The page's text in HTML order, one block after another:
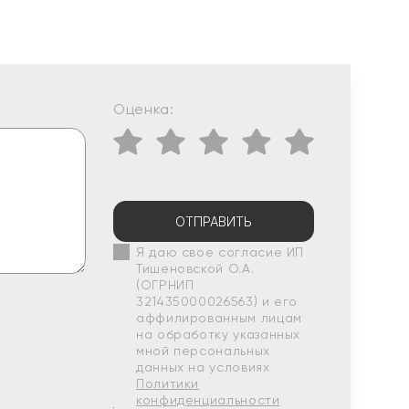
Оценка:
ОТПРАВИТЬ
Я даю свое согласие ИП
Тишеновской О.А.
(ОГРНИП
321435000026563) и его
аффилированным лицам
на обработку указанных
мной персональных
данных на условиях
Политики
конфиденциальности